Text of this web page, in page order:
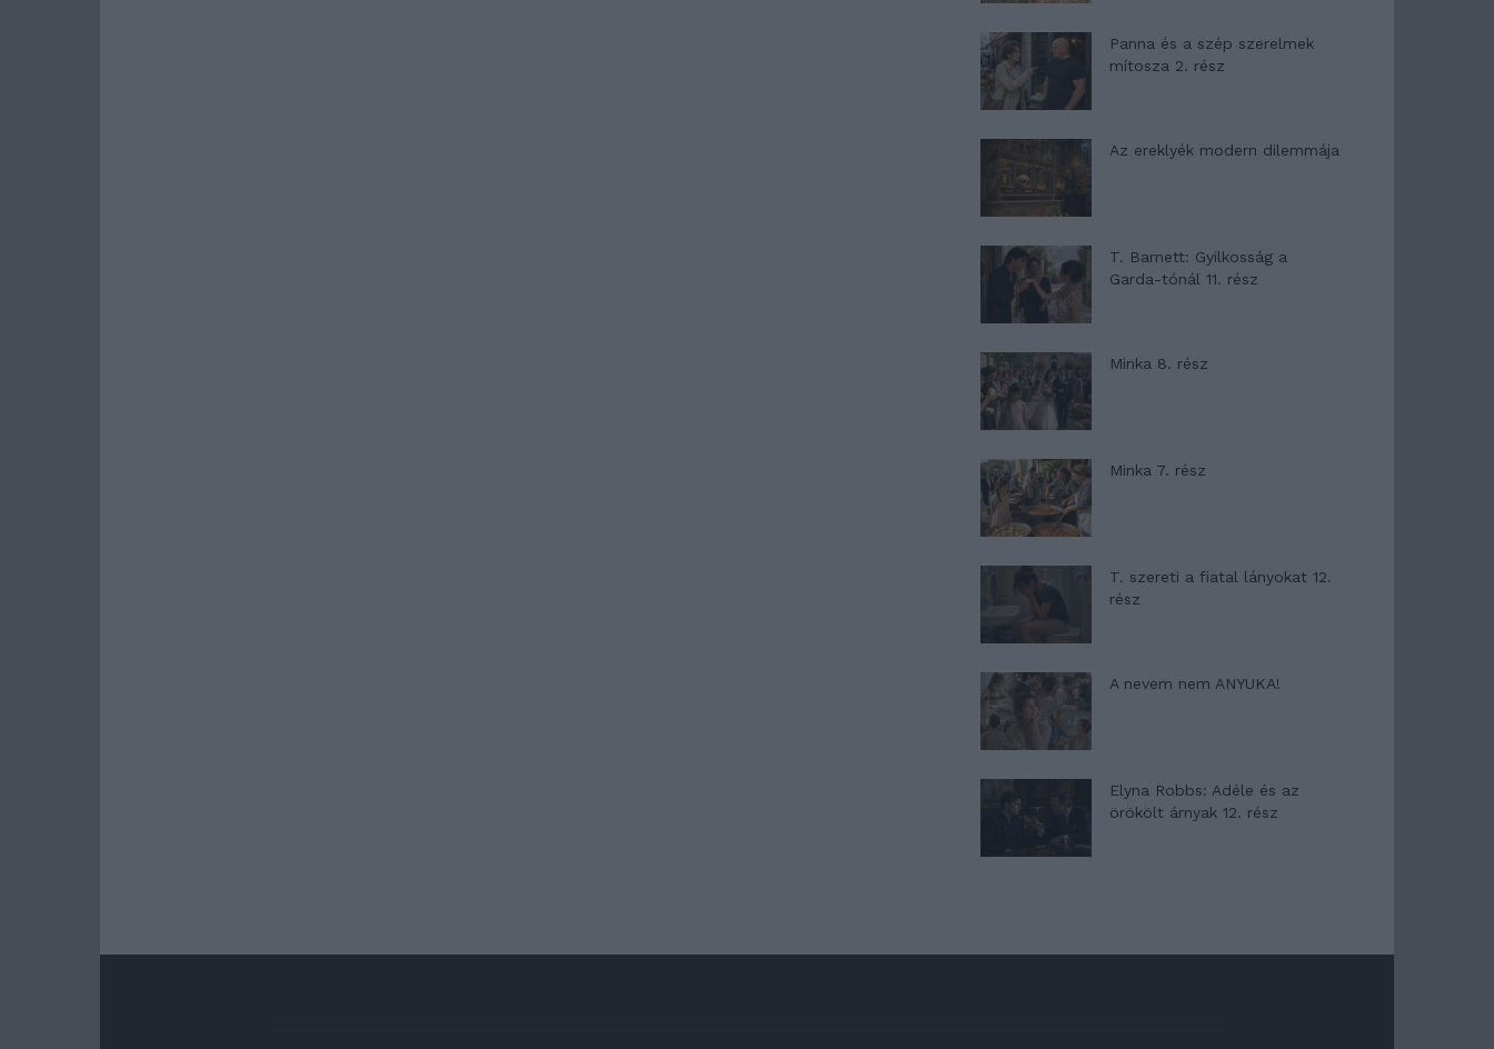
Panna és a szép szerelmek
mítosza 2. rész
Az ereklyék modern dilemmája
T. Barnett: Gyilkosság a
Garda-tónál 11. rész
Minka 8. rész
Minka 7. rész
T. szereti a fiatal lányokat 12.
rész
A nevem nem ANYUKA!
Elyna Robbs: Adéle és az
örökölt árnyak 12. rész